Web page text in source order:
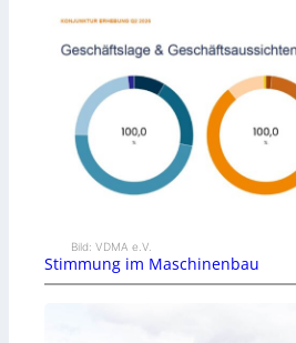
Bild: VDMA e.V.
Stimmung im Maschinenbau